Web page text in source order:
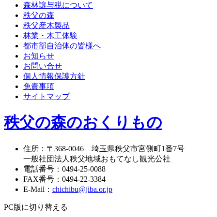
森林譲与税について
秩父の森
秩父産木製品
林業・木工体験
都市部自治体の皆様へ
お知らせ
お問い合せ
個人情報保護方針
免責事項
サイトマップ
秩父の森のおくりもの
住所 ： 〒368-0046 埼玉県秩父市宮側町1番7号
一般社団法人秩父地域おもてなし観光公社
電話番号 ： 0494-25-0088
FAX番号 ： 0494-22-3384
E-Mail ： chichibu@jiba.or.jp
PC版に切り替える